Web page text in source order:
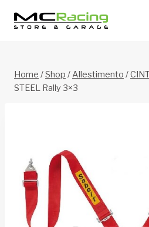
Home /Shop /Allestimento /
STEEL Rally 3×3